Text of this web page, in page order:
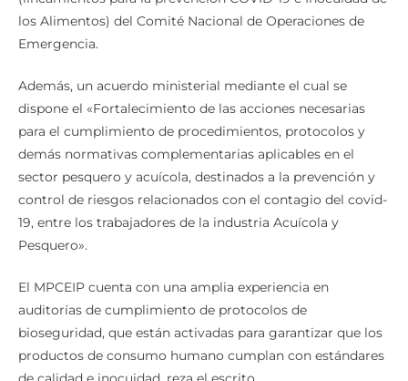
los Alimentos) del Comité Nacional de Operaciones de
Emergencia.
Además, un acuerdo ministerial mediante el cual se
dispone el «Fortalecimiento de las acciones necesarias
para el cumplimiento de procedimientos, protocolos y
demás normativas complementarias aplicables en el
sector pesquero y acuícola, destinados a la prevención y
control de riesgos relacionados con el contagio del covid-
19, entre los trabajadores de la industria Acuícola y
Pesquero».
El MPCEIP cuenta con una amplia experiencia en
auditorías de cumplimiento de protocolos de
bioseguridad, que están activadas para garantizar que los
productos de consumo humano cumplan con estándares